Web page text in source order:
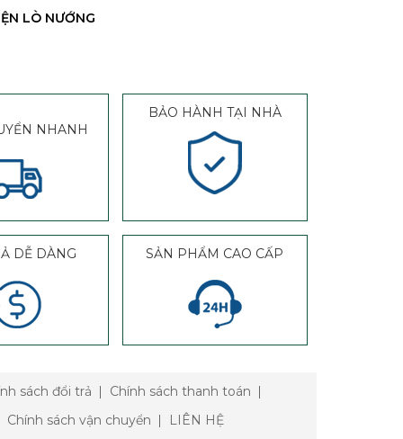
LÒ NƯỚNG
NHANH
BẢO HÀNH TẠI NHÀ
DỄ DÀNG SẢN PHẨM CAO CẤP
sách đổi trả
Chính sách thanh toán
Chính sách vận chuyển
LIÊN HỆ